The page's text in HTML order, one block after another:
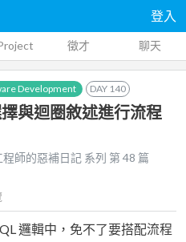
登入
徵才 聊天
Development DAY 140
擇與迴圈敘述進行流程
程師的惡補日記 系列 第48 篇
邏輯中，免不了要搭配流程